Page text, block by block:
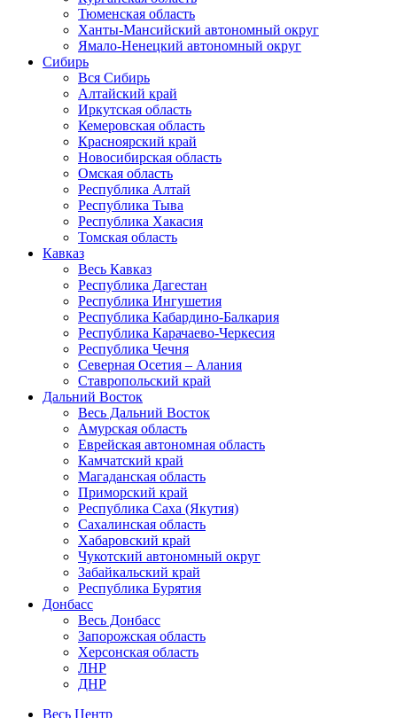
Тюменская область
Ханты-Мансийский автономный округ
Ямало-Ненецкий автономный округ
Сибирь
Вся Сибирь
Алтайский край
Иркутская область
Кемеровская область
Красноярский край
Новосибирская область
Омская область
Республика Алтай
Республика Тыва
Республика Хакасия
Томская область
Кавказ
Весь Кавказ
Республика Дагестан
Республика Ингушетия
Республика Кабардино-Балкария
Республика Карачаево-Черкесия
Республика Чечня
Северная Осетия – Алания
Ставропольский край
Дальний Восток
Весь Дальний Восток
Амурская область
Еврейская автономная область
Камчатский край
Магаданская область
Приморский край
Республика Саха (Якутия)
Сахалинская область
Хабаровский край
Чукотский автономный округ
Забайкальский край
Республика Бурятия
Донбасс
Весь Донбасс
Запорожская область
Херсонская область
ЛНР
ДНР
Весь Центр